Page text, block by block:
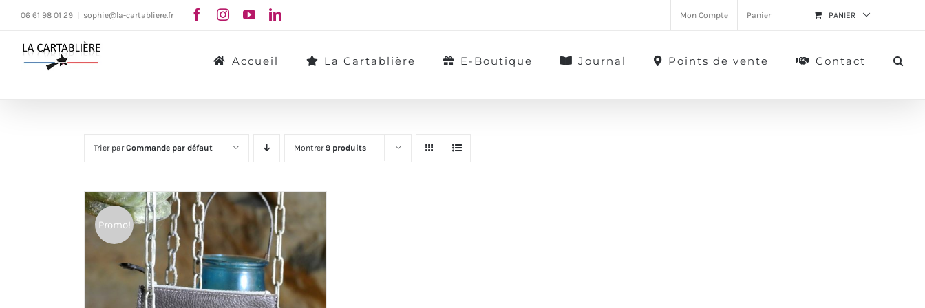
contenu
06 61 98 01 29 sophie@la-cartabliere.fr Mon Compte Panier PANIER
Accueil La Cartablière E-Boutique Journal Points de vente Contact
Trier parCommande par défaut Montrer9 produits
Promo!